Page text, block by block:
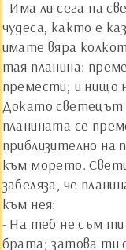
- Има ли сега на
чудеса, както е
имате вяра
тая планина:
премести; и нищо
Докато светецът
планината се
приблизително на
към морето.
забеляза, че
към нея:
- На теб не съм ти
брата; затова ти